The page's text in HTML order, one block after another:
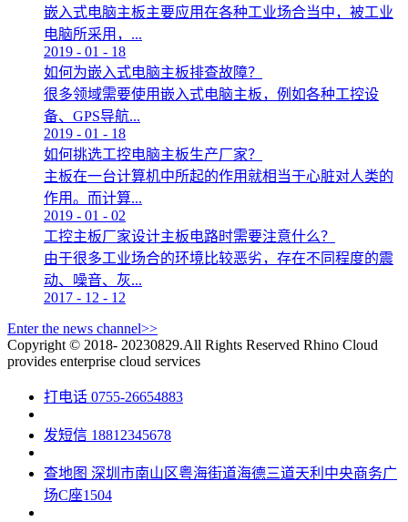
嵌入式电脑主板主要应用在各种工业场合当中，被工业
电脑所采用，...
2019 - 01 - 18
如何为嵌入式电脑主板排查故障？
很多领域需要使用嵌入式电脑主板，例如各种工控设
备、GPS导航...
2019 - 01 - 18
如何挑选工控电脑主板生产厂家？
主板在一台计算机中所起的作用就相当于心脏对人类的
作用。而计算...
2019 - 01 - 02
工控主板厂家设计主板电路时需要注意什么？
由于很多工业场合的环境比较恶劣，存在不同程度的震
动、噪音、灰...
2017 - 12 - 12
Enter the news channel>>
Copyright © 2018- 20230829.All Rights Reserved Rhino Cloud
provides enterprise cloud services
打电话 0755-26654883
发短信 18812345678
查地图 深圳市南山区粤海街道海德三道天利中央商务广
场C座1504